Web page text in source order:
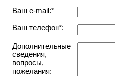
Ваш e-mail:*
Ваш телефон*:
Дополнительные
сведения,
вопросы,
пожелания: